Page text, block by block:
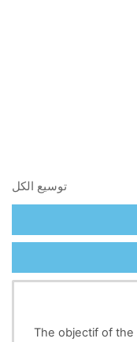
في المقررات الدراسية
توسيع الكل
The objectif of